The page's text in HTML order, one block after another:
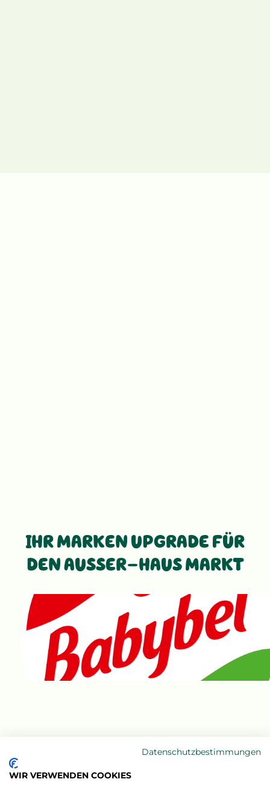
IHR MARKEN UPGRADE FÜR
DEN AUSSER-HAUS MARKT
Datenschutzbestimmungen
WIR VERWENDEN COOKIES